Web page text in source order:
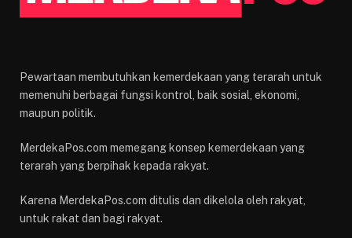
Pewartaan membutuhkan kemerdekaan yang terarah untuk
memenuhi berbagai fungsi kontrol, baik sosial, ekonomi,
maupun politik.
MerdekaPos.com memegang konsep kemerdekaan yang
terarah yang berpihak kepada rakyat.
Karena MerdekaPos.com ditulis dan dikelola oleh rakyat,
untuk rakat dan bagi rakyat.